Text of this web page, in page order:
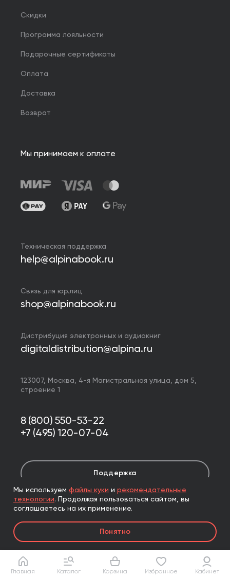
Скидки
Программа лояльности
Подарочные сертификаты
Оплата
Доставка
Возврат
Мы принимаем к оплате
Техническая поддержка
help@alpinabook.ru
Связь для юр.лиц
shop@alpinabook.ru
Дистрибуция электронных и аудиокниг
digitaldistribution@alpina.ru
123007, Москва, 4-я Магистральная улица, дом 5,
строение 1
8 (800) 550-53-22
+7 (495) 120-07-04
Поддержка
Стать автором
Мы используем файлы куки и рекомендательные
технологии. Продолжая пользоваться сайтом, вы
соглашаетесь на их применение.
Понятно
Главная Каталог Корзина Избранное Кабинет